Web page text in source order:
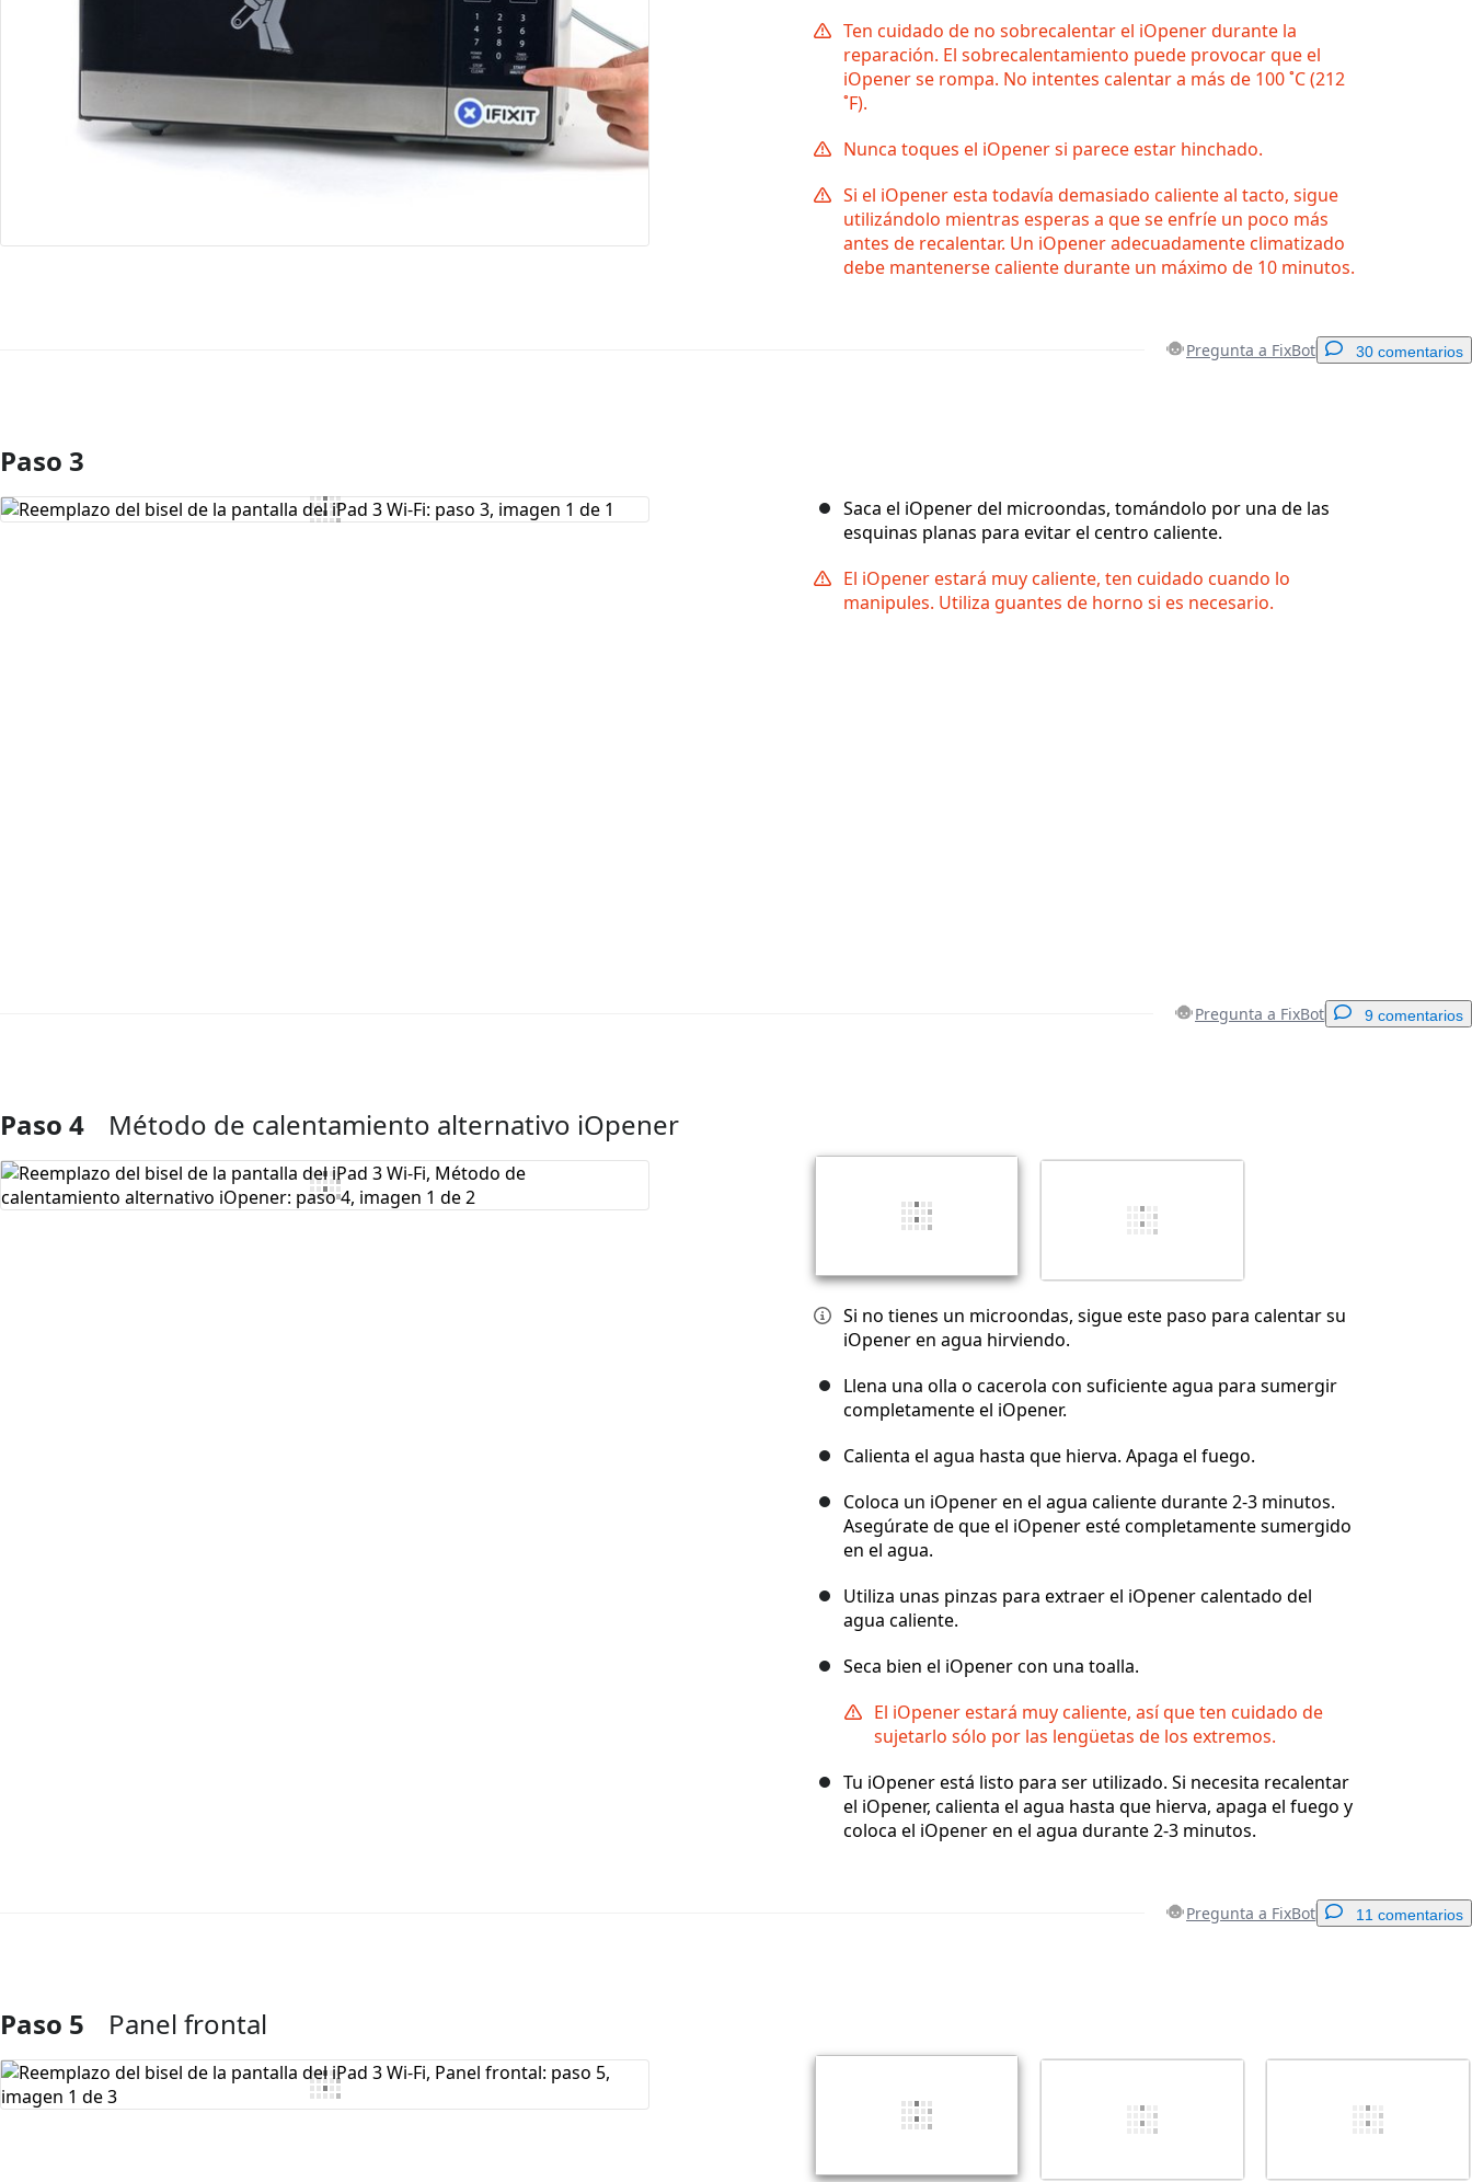
Ten cuidado de no sobrecalentar el iOpener durante la
reparación. El sobrecalentamiento puede provocar que el
iOpener se rompa. No intentes calentar a más de 100 ˚C (212
˚F).
Nunca toques el iOpener si parece estar hinchado.
Si el iOpener esta todavía demasiado caliente al tacto, sigue
utilizándolo mientras esperas a que se enfríe un poco más
antes de recalentar. Un iOpener adecuadamente climatizado
debe mantenerse caliente durante un máximo de 10 minutos.
Pregunta a FixBot 30 comentarios
Agregar Comentario
Paso 3
Saca el iOpener del microondas, tomándolo por una de las
esquinas planas para evitar el centro caliente.
El iOpener estará muy caliente, ten cuidado cuando lo
manipules. Utiliza guantes de horno si es necesario.
Pregunta a FixBot 9 comentarios
Agregar Comentario
Paso 4 Método de calentamiento alternativo iOpener
Si no tienes un microondas, sigue este paso para calentar su
iOpener en agua hirviendo.
Llena una olla o cacerola con suficiente agua para sumergir
completamente el iOpener.
Calienta el agua hasta que hierva. Apaga el fuego.
Coloca un iOpener en el agua caliente durante 2-3 minutos.
Asegúrate de que el iOpener esté completamente sumergido
en el agua.
Utiliza unas pinzas para extraer el iOpener calentado del
agua caliente.
Seca bien el iOpener con una toalla.
El iOpener estará muy caliente, así que ten cuidado de
sujetarlo sólo por las lengüetas de los extremos.
Tu iOpener está listo para ser utilizado. Si necesita recalentar
el iOpener, calienta el agua hasta que hierva, apaga el fuego y
coloca el iOpener en el agua durante 2-3 minutos.
Pregunta a FixBot 11 comentarios
Agregar Comentario
Publicar comentario
Paso 5 Panel frontal